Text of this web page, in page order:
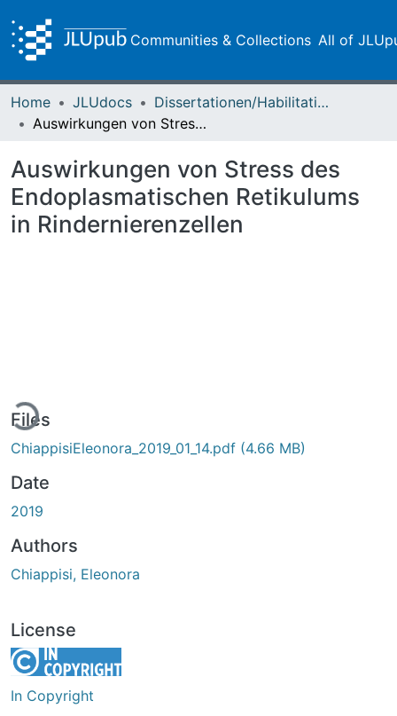
Communities & Collections All of
Home JLUdocs
Dissertationen/Habilitationen
Auswirkungen von Stress des Endoplasmatischen Retikulums in Rindernierenzellen
Auswirkungen von Stress des
Endoplasmatischen Retikulums
in Rindernierenzellen
Files
ChiappisiEleonora_2019_01_14.pdf (4.66 MB)
Date
2019
Authors
Chiappisi, Eleonora
License
In Copyright